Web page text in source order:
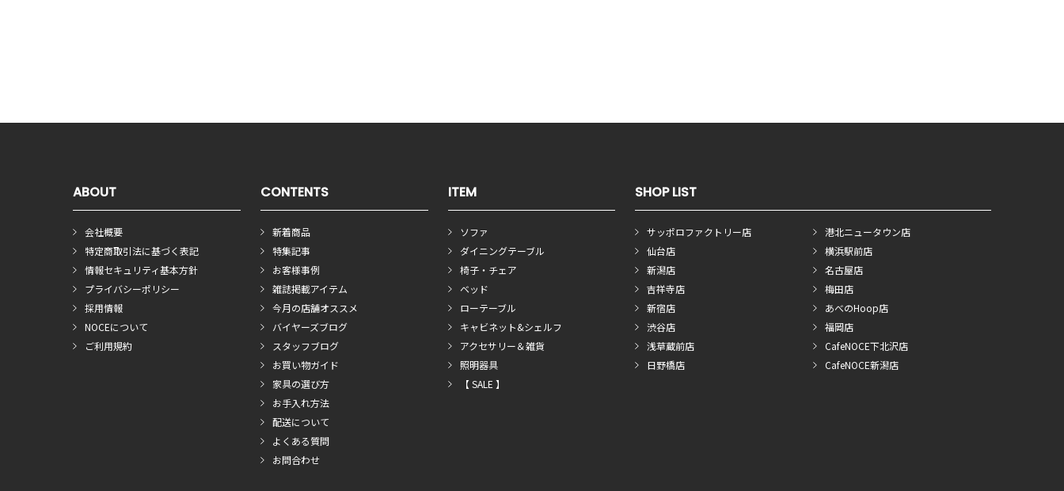
ABOUT
会社概要
特定商取引法に基づく表記
情報セキュリティ基本方針
プライバシーポリシー
採用情報
NOCEについて
ご利用規約
CONTENTS
新着商品
特集記事
お客様事例
雑誌掲載アイテム
今月の店舗オススメ
バイヤーズブログ
スタッフブログ
お買い物ガイド
家具の選び方
お手入れ方法
配送について
よくある質問
お問合わせ
ITEM
ソファ
ダイニングテーブル
椅子・チェア
ベッド
ローテーブル
キャビネット&シェルフ
アクセサリー＆雑貨
照明器具
【 SALE 】
SHOP LIST
サッポロファクトリー店
仙台店
新潟店
吉祥寺店
新宿店
渋谷店
浅草蔵前店
日野橋店
港北ニュータウン店
横浜駅前店
名古屋店
梅田店
あべのHoop店
福岡店
CafeNOCE下北沢店
CafeNOCE新潟店